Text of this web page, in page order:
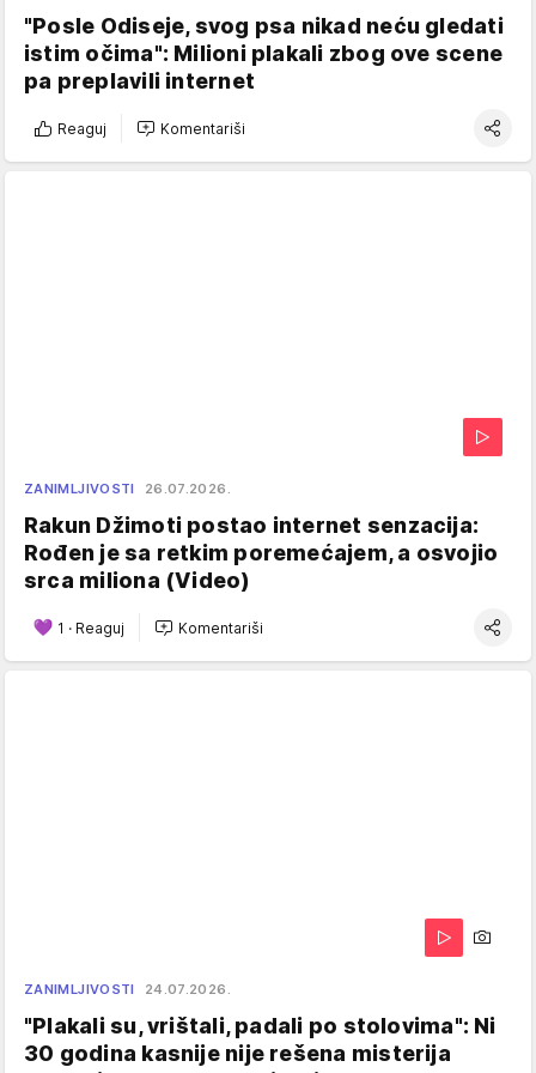
"Posle Odiseje, svog psa nikad neću gledati
istim očima": Milioni plakali zbog ove scene
pa preplavili internet
Reaguj Komentariši
ZANIMLJIVOSTI 26.07.2026.
Rakun Džimoti postao internet senzacija:
Rođen je sa retkim poremećajem, a osvojio
srca miliona (Video)
1 · Reaguj Komentariši
ZANIMLJIVOSTI 24.07.2026.
"Plakali su, vrištali, padali po stolovima": Ni
30 godina kasnije nije rešena misterija